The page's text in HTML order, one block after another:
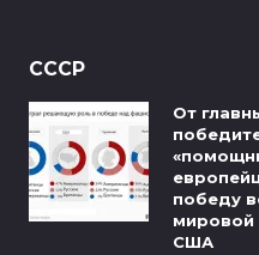
СССР
От
победу
мировой
США